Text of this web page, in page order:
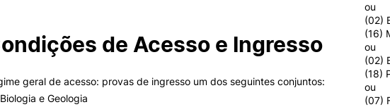
PROJETOS PRR
Impulso Jovens STEAM e
MAGAZINE
Pesquisa
de Acesso e Ingresso
geral de acesso: provas de ingresso um dos seguintes conjuntos:
e Geologia
ou
(02)
(16)
ou
(02)
(18)
ou
(07)